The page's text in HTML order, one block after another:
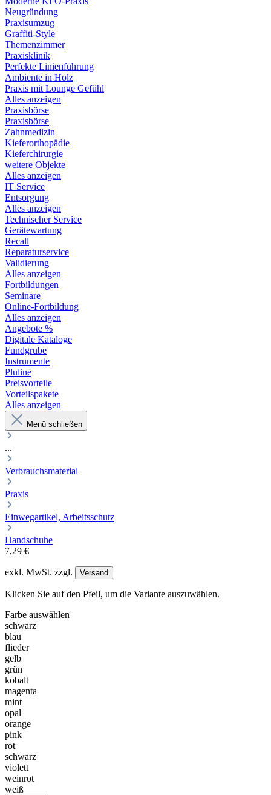
Neugründung
Praxisumzug
Graffiti-Style
Themenzimmer
Praxisklinik
Perfekte Linienführung
Ambiente in Holz
Praxis mit Lounge Gefühl
Alles anzeigen
Praxisbörse
Praxisbörse
Zahnmedizin
Kieferorthopädie
Kieferchirurgie
weitere Objekte
Alles anzeigen
IT Service
Entsorgung
Alles anzeigen
Technischer Service
Gerätewartung
Recall
Reparaturservice
Validierung
Alles anzeigen
Fortbildungen
Seminare
Online-Fortbildung
Alles anzeigen
Angebote %
Digitale Kataloge
Fundgrube
Instrumente
Pluline
Preisvorteile
Vorteilspakete
Alles anzeigen
Menü schließen
...
Verbrauchsmaterial
Praxis
Einwegartikel, Arbeitsschutz
Handschuhe
7,29 €
exkl. MwSt. zzgl. Versand
Klicken Sie auf den Pfeil, um die Variante auszuwählen.
Farbe auswählen
schwarz
blau
flieder
gelb
grün
kobalt
magenta
mint
opal
orange
pink
rot
schwarz
violett
weinrot
weiß